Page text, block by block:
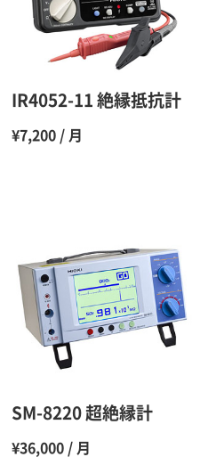
75％（割引率25％）
70％（割引率30％）
47％（割引率53％）
45％（割引率55％）
IR4052-11 絶縁抵抗計
¥7,200 / 月
SM-8220 超絶縁計
¥36,000 / 月